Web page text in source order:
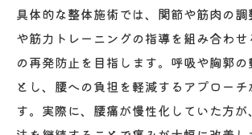
整体と整骨の違いを腰痛目線で解
腰痛改善に適した整体と整骨
整体と整骨院の選び方を腰痛
腰痛には整体と整骨院どちら
保険適用など整体・整骨院の
具体的な整体施術では、関節や筋肉の
や筋力トレーニングの指導を組み合わ
の再発防止を目指します。呼吸や胸郭
とし、腰への負担を軽減するアプローチ
す。実際に、腰痛が慢性化していた方